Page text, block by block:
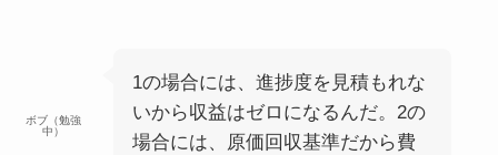
ボブ（勉強
中）
1の場合には、進捗度を見積もれな
いから収益はゼロになるんだ。2の
場合には、原価回収基準だから費